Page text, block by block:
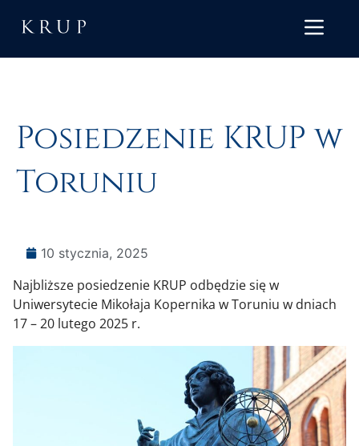
Posiedzenie KRUP w
Toruniu
10 stycznia, 2025
Najbliższe posiedzenie KRUP odbędzie się w
Uniwersytecie Mikołaja Kopernika w Toruniu w dniach
17 – 20 lutego 2025 r.